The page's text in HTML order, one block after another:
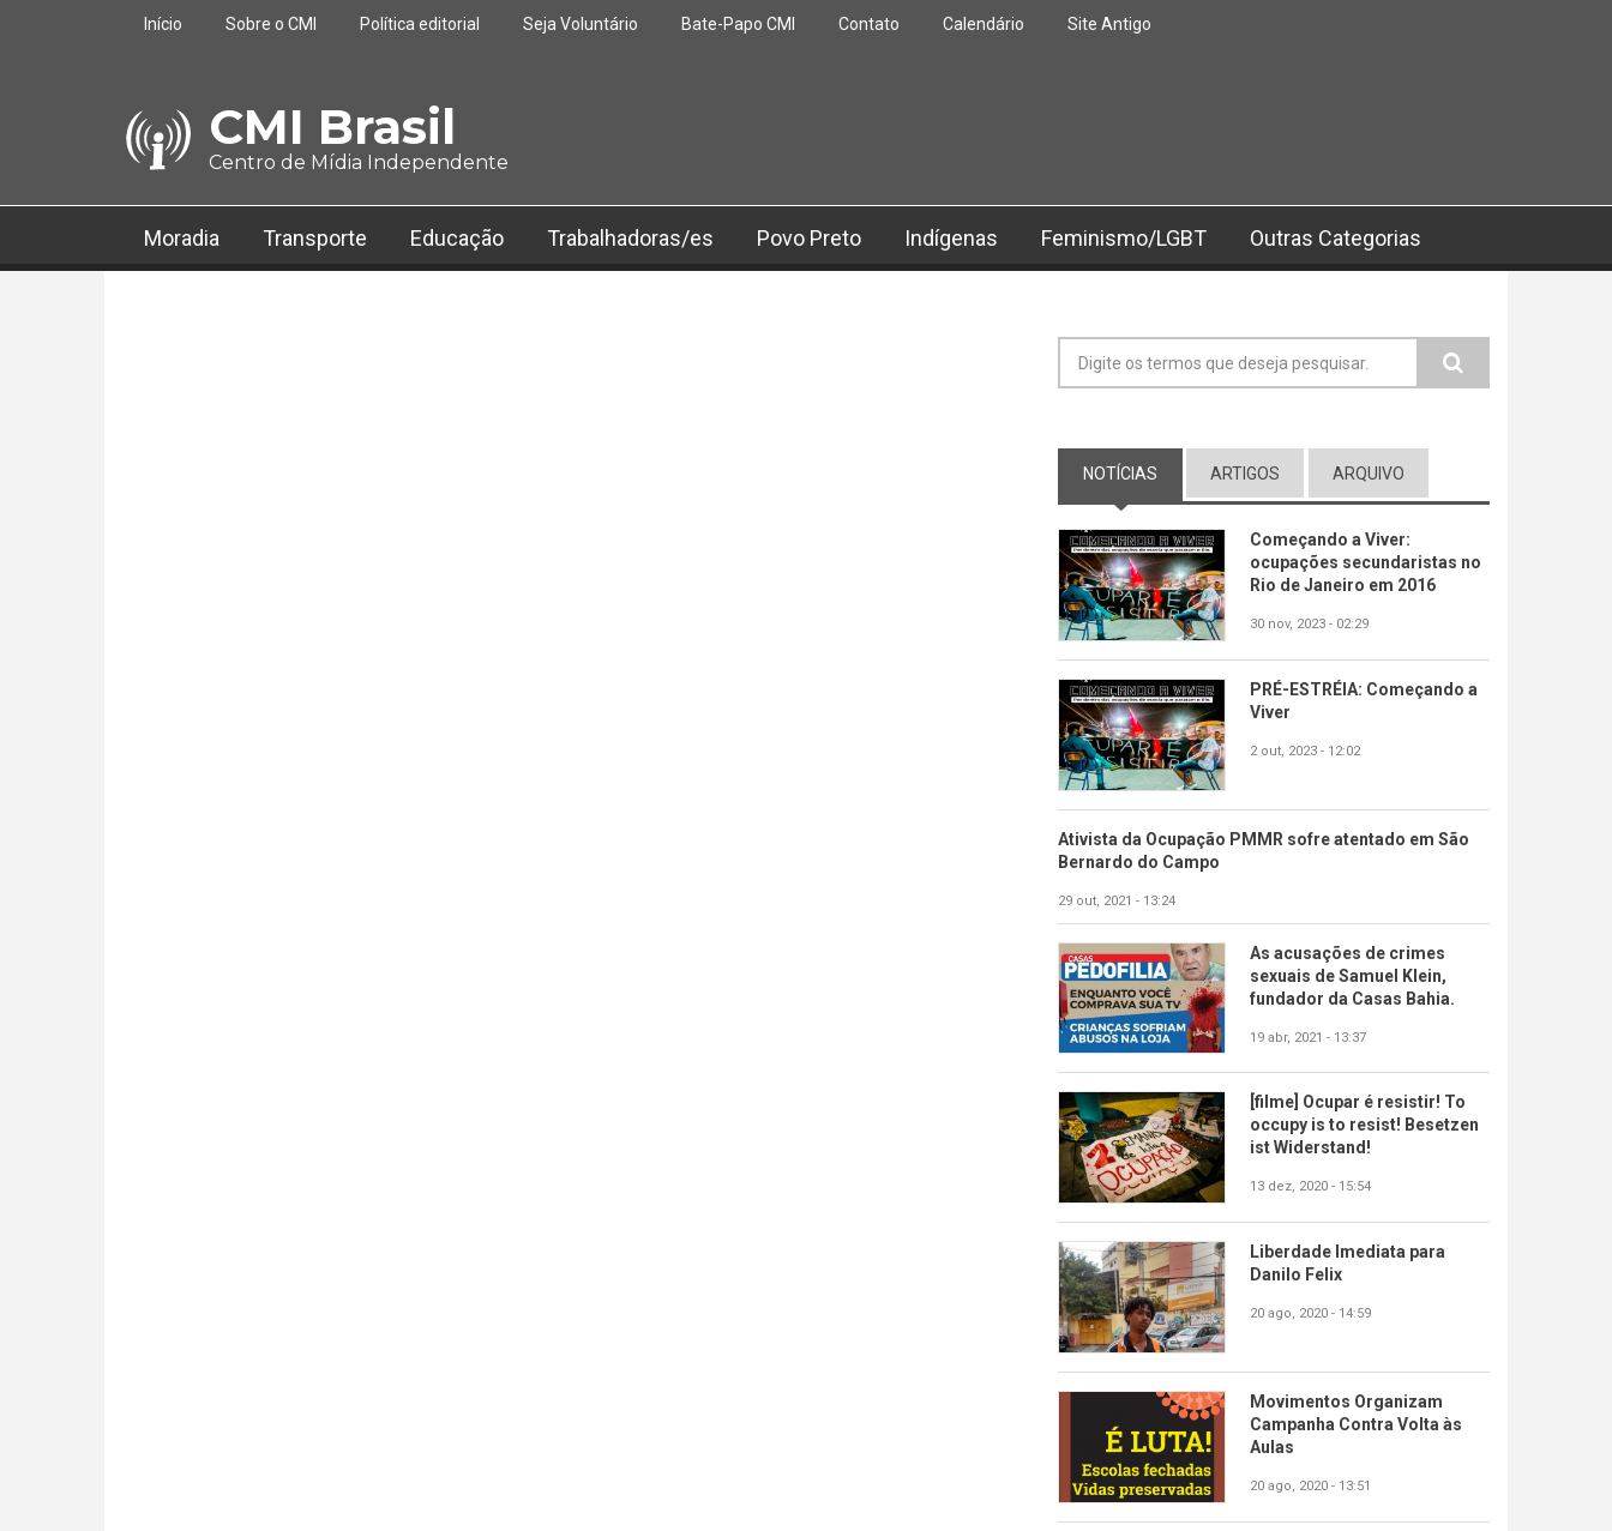
Pular para o conteúdo principal
Início Sobre o CMI Política editorial Seja Voluntário Bate-Papo CMI Contato Calendário Site Antigo
CMI Brasil
Centro de Mídia Independente
Moradia Transporte Educação Trabalhadoras/es Povo Preto Indígenas Feminismo/LGBT Outras Categorias
Formulário de busca
NOTÍCIAS (ABA ATIVA)
ARTIGOS ARQUIVO
Começando a Viver:
ocupações secundaristas no
Rio de Janeiro em 2016
30 nov, 2023 - 02:29
PRÉ-ESTRÉIA: Começando a
Viver
2 out, 2023 - 12:02
Ativista da Ocupação PMMR sofre atentado em São
Bernardo do Campo
29 out, 2021 - 13:24
As acusações de crimes
sexuais de Samuel Klein,
fundador da Casas Bahia.
19 abr, 2021 - 13:37
[filme] Ocupar é resistir! To
occupy is to resist! Besetzen
ist Widerstand!
13 dez, 2020 - 15:54
Liberdade Imediata para
Danilo Felix
20 ago, 2020 - 14:59
Movimentos Organizam
Campanha Contra Volta às
Aulas
20 ago, 2020 - 13:51